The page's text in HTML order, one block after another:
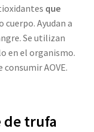
que
Ayudan a
Se utilizan
en el organismo.
AOVE.
de trufa